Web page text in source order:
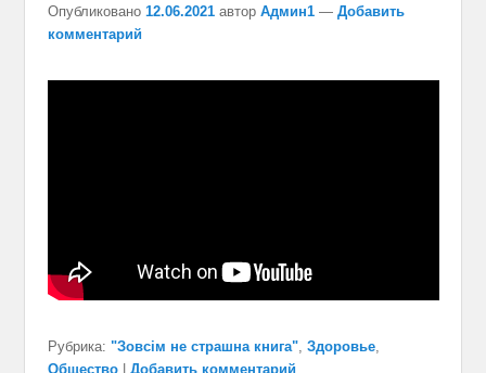
Опубликовано 12.06.2021 автор Админ1 — Добавить
комментарий
Рубрика: "Зовсім не страшна книга", Здоровье,
Общество
Добавить комментарий